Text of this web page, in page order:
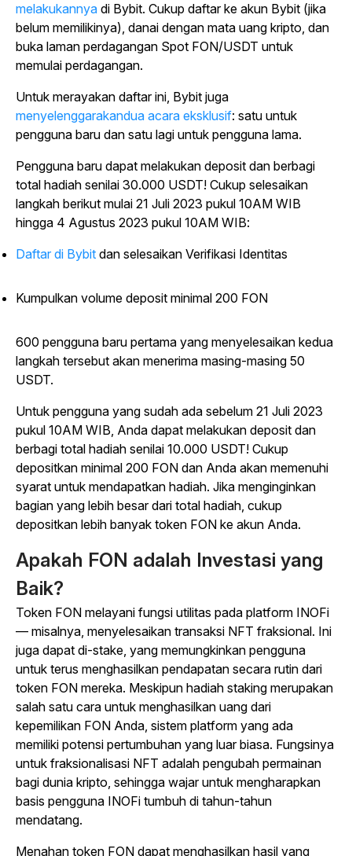
melakukannya di Bybit. Cukup daftar ke akun Bybit (jika
belum memilikinya), danai dengan mata uang kripto, dan
buka laman perdagangan Spot FON/USDT untuk
memulai perdagangan.
Untuk merayakan daftar ini, Bybit juga
menyelenggarakandua acara eksklusif: satu untuk
pengguna baru dan satu lagi untuk pengguna lama.
Pengguna baru dapat melakukan deposit dan berbagi
total hadiah senilai 30.000 USDT! Cukup selesaikan
langkah berikut mulai 21 Juli 2023 pukul 10AM WIB
hingga 4 Agustus 2023 pukul 10AM WIB:
Daftar di Bybit dan selesaikan Verifikasi Identitas
Kumpulkan volume deposit minimal 200 FON
600 pengguna baru pertama yang menyelesaikan kedua
langkah tersebut akan menerima masing-masing 50
USDT.
Untuk pengguna yang sudah ada sebelum 21 Juli 2023
pukul 10AM WIB, Anda dapat melakukan deposit dan
berbagi total hadiah senilai 10.000 USDT! Cukup
depositkan minimal 200 FON dan Anda akan memenuhi
syarat untuk mendapatkan hadiah. Jika menginginkan
bagian yang lebih besar dari total hadiah, cukup
depositkan lebih banyak token FON ke akun Anda.
Apakah FON adalah Investasi yang
Baik?
Token FON melayani fungsi utilitas pada platform INOFi
— misalnya, menyelesaikan transaksi NFT fraksional. Ini
juga dapat di-stake, yang memungkinkan pengguna
untuk terus menghasilkan pendapatan secara rutin dari
token FON mereka. Meskipun hadiah staking merupakan
salah satu cara untuk menghasilkan uang dari
kepemilikan FON Anda, sistem platform yang ada
memiliki potensi pertumbuhan yang luar biasa. Fungsinya
untuk fraksionalisasi NFT adalah pengubah permainan
bagi dunia kripto, sehingga wajar untuk mengharapkan
basis pengguna INOFi tumbuh di tahun-tahun
mendatang.
Menahan token FON dapat menghasilkan hasil yang